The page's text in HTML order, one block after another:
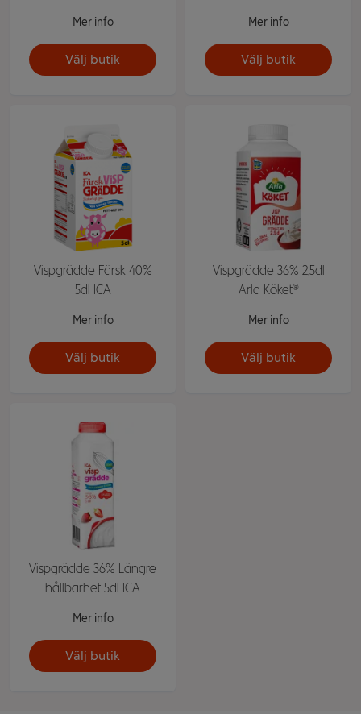
Mer info
Välj butik
Mer info
Välj butik
Vispgrädde Färsk 40%
5dl ICA
Mer info
Välj butik
Vispgrädde 36% 2,5dl
Arla Köket®
Mer info
Välj butik
Vispgrädde 36% Längre
hållbarhet 5dl ICA
Mer info
Välj butik